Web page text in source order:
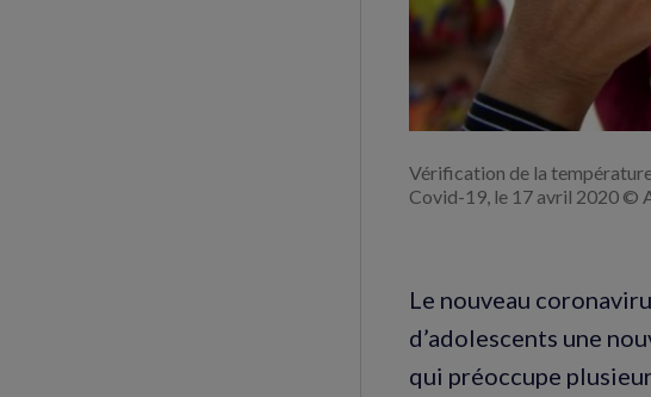
Vérification de la température
Covid-19, le 17 avril 2020 ©
Le nouveau
d’adolescents une
qui préoccupe